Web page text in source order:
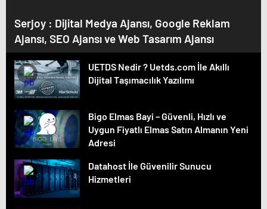
Serjoy : Dijital Medya Ajansı, Google Reklam
Ajansı, SEO Ajansı ve Web Tasarım Ajansı
UETDS Nedir ? Uetds.com İle Akıllı
Dijital Taşımacılık Yazılımı
Bigo Elmas Bayi – Güvenli, Hızlı ve
Uygun Fiyatlı Elmas Satın Almanın Yeni
Adresi
Datahost İle Güvenilir Sunucu
Hizmetleri